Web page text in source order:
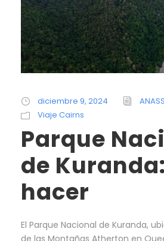
diciembre 9, 2024
Viaje Cairns
Parque
de
hacer
El Parque Nacional de Kuranda,
de las Montañas Atherton en